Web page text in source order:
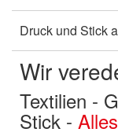
Druck und Stick
Wir
Textilien -
Stick -